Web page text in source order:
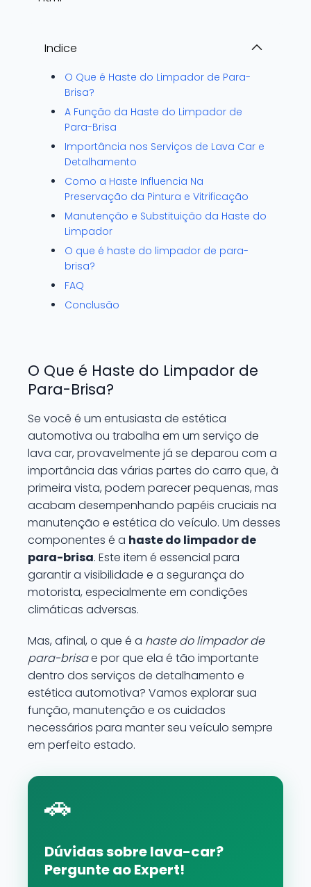
Indice
O Que é Haste do Limpador de Para-
Brisa?
A Função da Haste do Limpador de
Para-Brisa
Importância nos Serviços de Lava Car e
Detalhamento
Como a Haste Influencia Na
Preservação da Pintura e Vitrificação
Manutenção e Substituição da Haste do
Limpador
O que é haste do limpador de para-
brisa?
FAQ
Conclusão
O Que é Haste do Limpador de
Para-Brisa?
Se você é um entusiasta de estética
automotiva ou trabalha em um serviço de
lava car, provavelmente já se deparou com a
importância das várias partes do carro que, à
primeira vista, podem parecer pequenas, mas
acabam desempenhando papéis cruciais na
manutenção e estética do veículo. Um desses
componentes é a haste do limpador de
para-brisa. Este item é essencial para
garantir a visibilidade e a segurança do
motorista, especialmente em condições
climáticas adversas.
Mas, afinal, o que é a haste do limpador de
para-brisae por que ela é tão importante
dentro dos serviços de detalhamento e
estética automotiva? Vamos explorar sua
função, manutenção e os cuidados
necessários para manter seu veículo sempre
em perfeito estado.
🚗
Dúvidas sobre lava-car?
Pergunte ao Expert!